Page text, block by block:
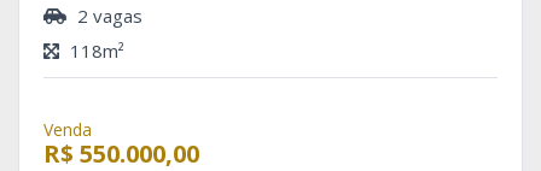
2 vagas
118m²
Venda
R$ 550.000,00